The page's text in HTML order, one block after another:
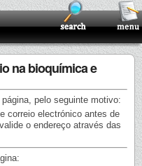
na bioquímica e
pelo seguinte motivo:
correio electrónico antes de
o endereço através das